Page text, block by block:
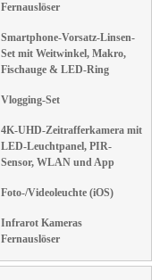
Fernauslöser
Smartphone-Vorsatz-Linsen-
Set mit Weitwinkel, Makro,
Fischauge & LED-Ring
Vlogging-Set
4K-UHD-Zeitrafferkamera mit
LED-Leuchtpanel, PIR-
Sensor, WLAN und App
Foto-/Videoleuchte (iOS)
Infrarot Kameras
Fernauslöser